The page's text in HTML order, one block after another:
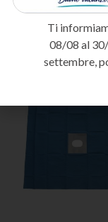
Prodotti
Ti
08/08 al
settembre,